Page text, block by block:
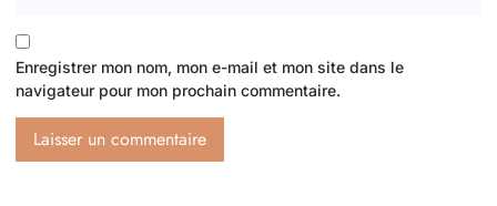
Enregistrer mon nom, mon e-mail et mon site dans le
navigateur pour mon prochain commentaire.